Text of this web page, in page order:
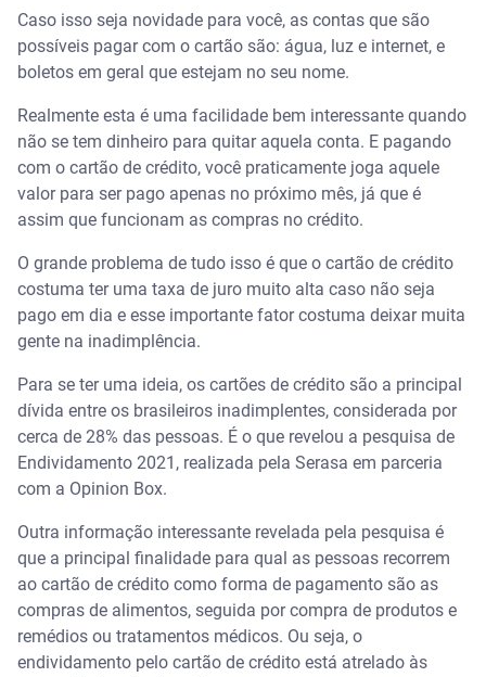
Caso isso seja novidade para você, as contas que são
possíveis pagar com o cartão são: água, luz e internet, e
boletos em geral que estejam no seu nome.
Realmente esta é uma facilidade bem interessante quando
não se tem dinheiro para quitar aquela conta. E pagando
com o cartão de crédito, você praticamente joga aquele
valor para ser pago apenas no próximo mês, já que é
assim que funcionam as compras no crédito.
O grande problema de tudo isso é que o cartão de crédito
costuma ter uma taxa de juro muito alta caso não seja
pago em dia e esse importante fator costuma deixar muita
gente na inadimplência.
Para se ter uma ideia, os cartões de crédito são a principal
dívida entre os brasileiros inadimplentes, considerada por
cerca de 28% das pessoas. É o que revelou a pesquisa de
Endividamento 2021, realizada pela Serasa em parceria
com a Opinion Box.
Outra informação interessante revelada pela pesquisa é
que a principal finalidade para qual as pessoas recorrem
ao cartão de crédito como forma de pagamento são as
compras de alimentos, seguida por compra de produtos e
remédios ou tratamentos médicos. Ou seja, o
endividamento pelo cartão de crédito está atrelado às